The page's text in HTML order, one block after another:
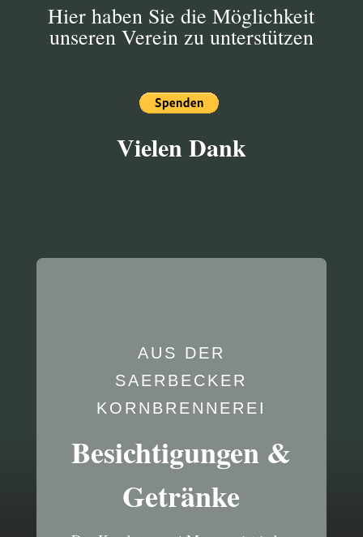
Hier haben Sie die Möglichkeit
unseren Verein zu unterstützen
Vielen Dank
AUS DER
SAERBECKER
KORNBRENNEREI
Besichtigungen &
Getränke